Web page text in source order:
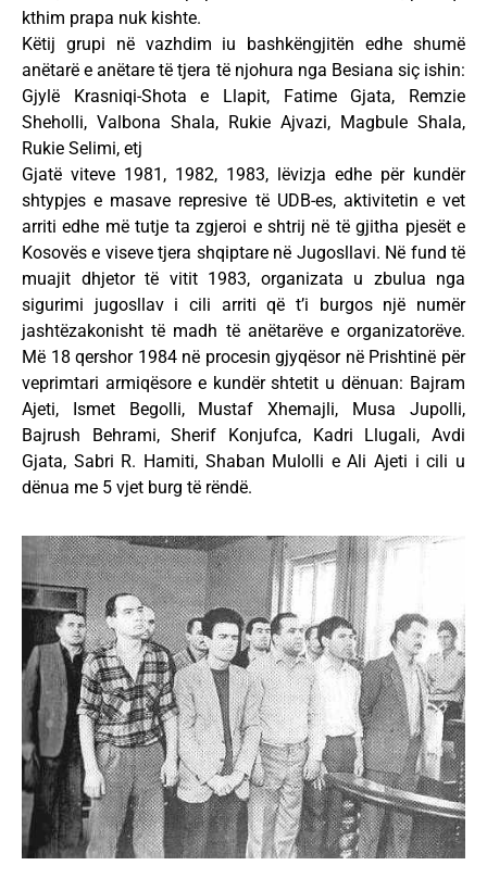
kthim prapa nuk kishte.
Këtij grupi në vazhdim iu bashkëngjitën edhe shumë
anëtarë e anëtare të tjera të njohura nga Besiana siç ishin:
Gjylë Krasniqi-Shota e Llapit, Fatime Gjata, Remzie
Sheholli, Valbona Shala, Rukie Ajvazi, Magbule Shala,
Rukie Selimi, etj
Gjatë viteve 1981, 1982, 1983, lëvizja edhe për kundër
shtypjes e masave represive të UDB-es, aktivitetin e vet
arriti edhe më tutje ta zgjeroi e shtrij në të gjitha pjesët e
Kosovës e viseve tjera shqiptare në Jugosllavi. Në fund të
muajit dhjetor të vitit 1983, organizata u zbulua nga
sigurimi jugosllav i cili arriti që t’i burgos një numër
jashtëzakonisht të madh të anëtarëve e organizatorëve.
Më 18 qershor 1984 në procesin gjyqësor në Prishtinë për
veprimtari armiqësore e kundër shtetit u dënuan: Bajram
Ajeti, Ismet Begolli, Mustaf Xhemajli, Musa Jupolli,
Bajrush Behrami, Sherif Konjufca, Kadri Llugali, Avdi
Gjata, Sabri R. Hamiti, Shaban Mulolli e Ali Ajeti i cili u
dënua me 5 vjet burg të rëndë.